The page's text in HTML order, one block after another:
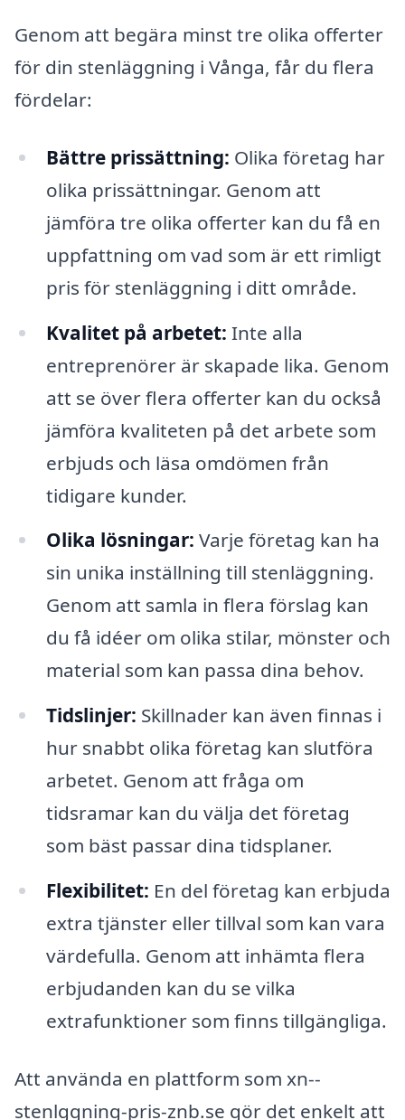
Genom att begära minst tre olika offerter
för din stenläggning i Vånga, får du flera
fördelar:
Bättre prissättning: Olika företag har
olika prissättningar. Genom att
jämföra tre olika offerter kan du få en
uppfattning om vad som är ett rimligt
pris för stenläggning i ditt område.
Kvalitet på arbetet: Inte alla
entreprenörer är skapade lika. Genom
att se över flera offerter kan du också
jämföra kvaliteten på det arbete som
erbjuds och läsa omdömen från
tidigare kunder.
Olika lösningar: Varje företag kan ha
sin unika inställning till stenläggning.
Genom att samla in flera förslag kan
du få idéer om olika stilar, mönster och
material som kan passa dina behov.
Tidslinjer: Skillnader kan även finnas i
hur snabbt olika företag kan slutföra
arbetet. Genom att fråga om
tidsramar kan du välja det företag
som bäst passar dina tidsplaner.
Flexibilitet: En del företag kan erbjuda
extra tjänster eller tillval som kan vara
värdefulla. Genom att inhämta flera
erbjudanden kan du se vilka
extrafunktioner som finns tillgängliga.
Att använda en plattform som xn--
stenlggning-pris-znb.se gör det enkelt att